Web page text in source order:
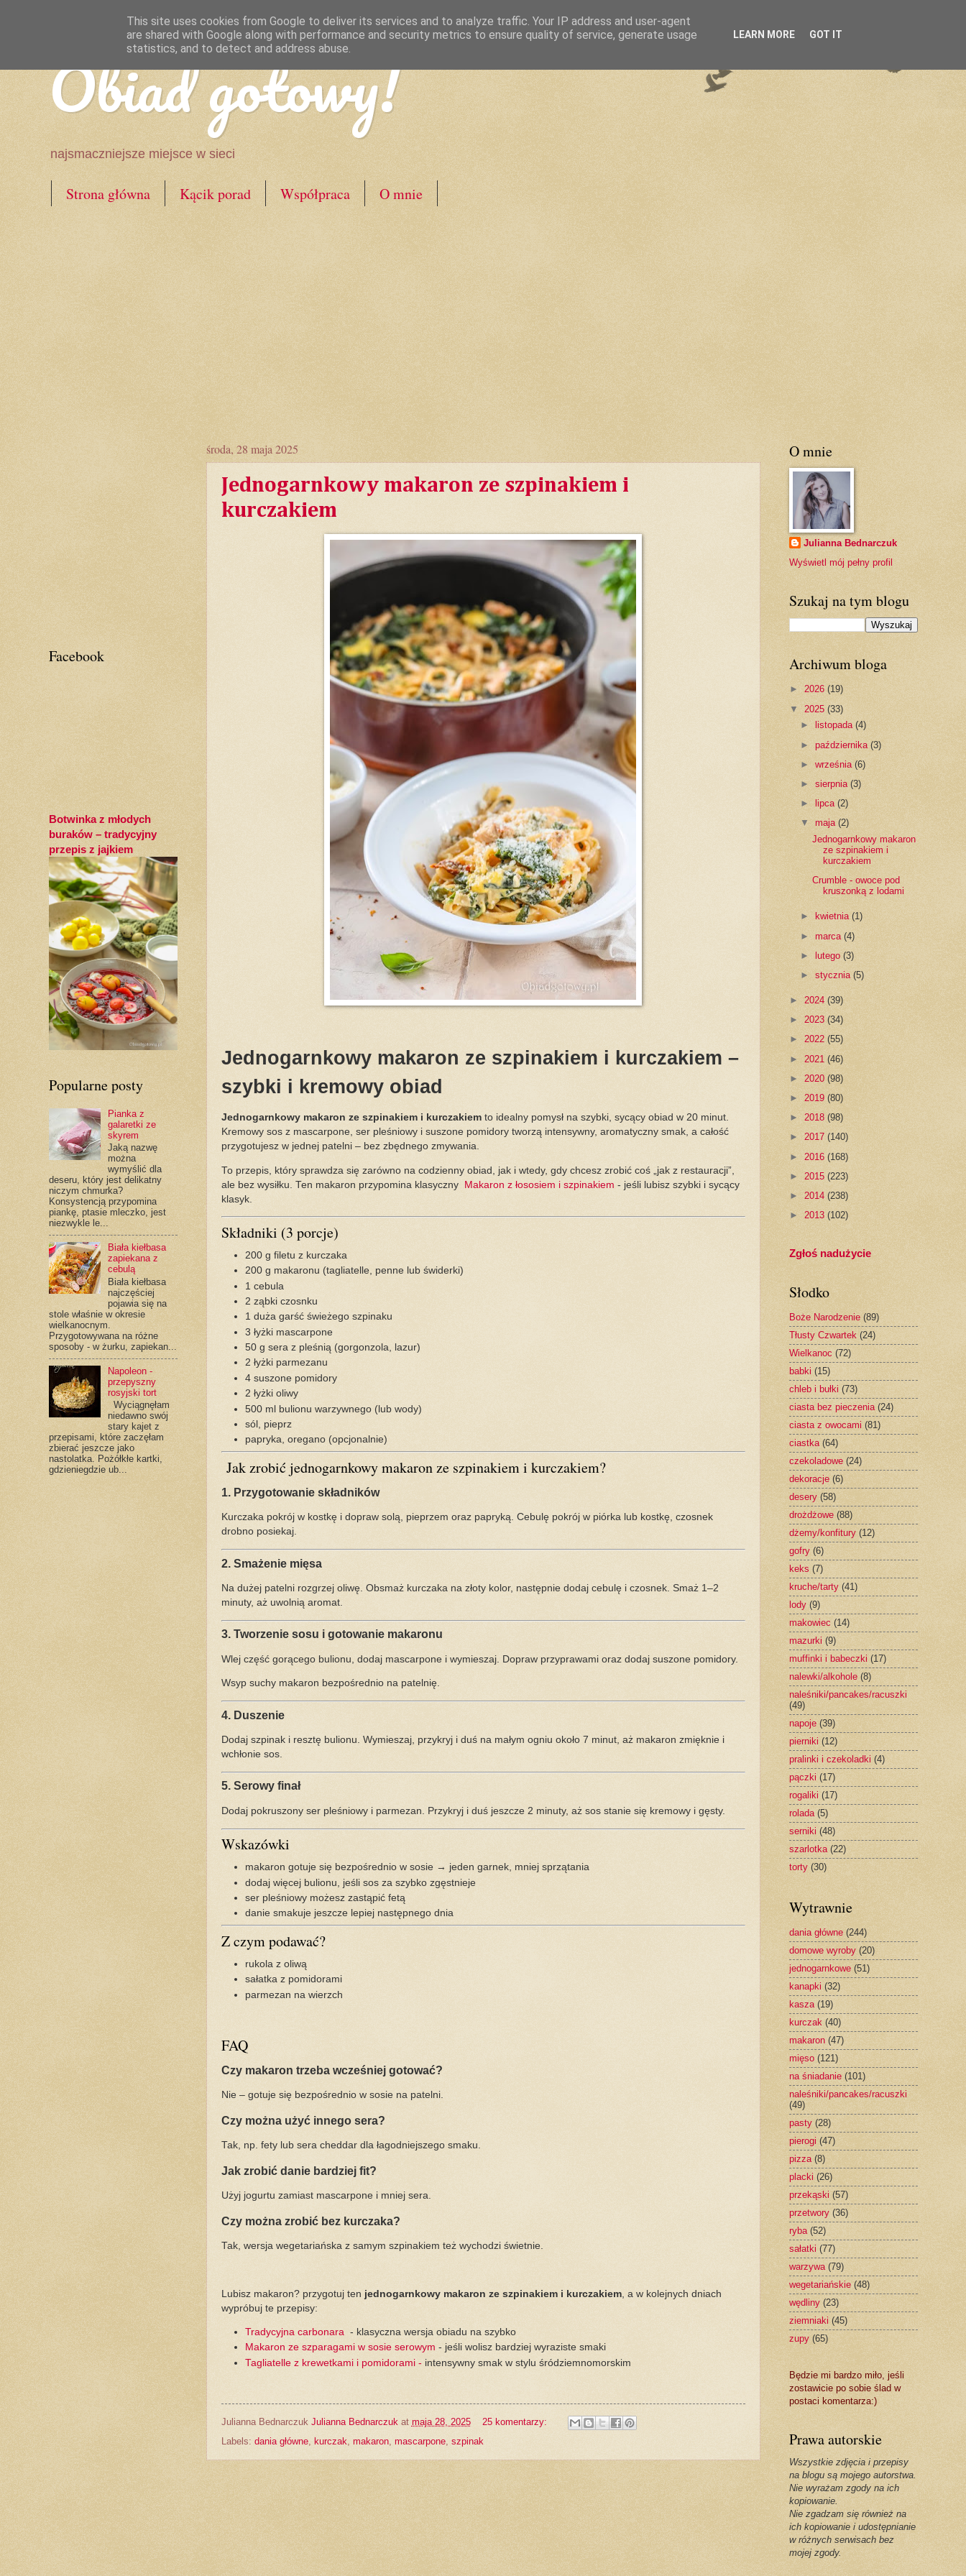
Obiad gotowy!
najsmaczniejsze miejsce w sieci
Strona główna Kącik porad Współpraca O mnie
środa, 28 maja 2025
Jednogarnkowy makaron ze szpinakiem i
kurczakiem
Jednogarnkowy makaron ze szpinakiem i kurczakiem –
szybki i kremowy obiad
Jednogarnkowy makaron ze szpinakiem i kurczakiemto idealny pomysł na szybki, sycący obiad w 20 minut.
Kremowy sos z mascarpone, ser pleśniowy i suszone pomidory tworzą intensywny, aromatyczny smak, a całość
przygotujesz w jednej patelni – bez zbędnego zmywania.
To przepis, który sprawdza się zarówno na codzienny obiad, jak i wtedy, gdy chcesz zrobić coś „jak z restauracji”,
ale bez wysiłku. Ten makaron przypomina klasyczny Makaron z łososiem i szpinakiem - jeśli lubisz szybki i sycący
klasyk.
Składniki (3 porcje)
200 g filetu z kurczaka
200 g makaronu (tagliatelle, penne lub świderki)
1 cebula
2 ząbki czosnku
1 duża garść świeżego szpinaku
3 łyżki mascarpone
50 g sera z pleśnią (gorgonzola, lazur)
2 łyżki parmezanu
4 suszone pomidory
2 łyżki oliwy
500 ml bulionu warzywnego (lub wody)
sól, pieprz
papryka, oregano (opcjonalnie)
Jak zrobić jednogarnkowy makaron ze szpinakiem i kurczakiem?
1. Przygotowanie składników
Kurczaka pokrój w kostkę i dopraw solą, pieprzem oraz papryką. Cebulę pokrój w piórka lub kostkę, czosnek
drobno posiekaj.
2. Smażenie mięsa
Na dużej patelni rozgrzej oliwę. Obsmaż kurczaka na złoty kolor, następnie dodaj cebulę i czosnek. Smaż 1–2
minuty, aż uwolnią aromat.
3. Tworzenie sosu i gotowanie makaronu
Wlej część gorącego bulionu, dodaj mascarpone i wymieszaj. Dopraw przyprawami oraz dodaj suszone pomidory.
Wsyp suchy makaron bezpośrednio na patelnię.
4. Duszenie
Dodaj szpinak i resztę bulionu. Wymieszaj, przykryj i duś na małym ogniu około 7 minut, aż makaron zmięknie i
wchłonie sos.
5. Serowy finał
Dodaj pokruszony ser pleśniowy i parmezan. Przykryj i duś jeszcze 2 minuty, aż sos stanie się kremowy i gęsty.
Wskazówki
makaron gotuje się bezpośrednio w sosie → jeden garnek, mniej sprzątania
dodaj więcej bulionu, jeśli sos za szybko zgęstnieje
ser pleśniowy możesz zastąpić fetą
danie smakuje jeszcze lepiej następnego dnia
Z czym podawać?
rukola z oliwą
sałatka z pomidorami
parmezan na wierzch
FAQ
Czy makaron trzeba wcześniej gotować?
Nie – gotuje się bezpośrednio w sosie na patelni.
Czy można użyć innego sera?
Tak, np. fety lub sera cheddar dla łagodniejszego smaku.
Jak zrobić danie bardziej fit?
Użyj jogurtu zamiast mascarpone i mniej sera.
Czy można zrobić bez kurczaka?
Tak, wersja wegetariańska z samym szpinakiem też wychodzi świetnie.
Lubisz makaron? przygotuj ten jednogarnkowy makaron ze szpinakiem i kurczakiem, a w kolejnych dniach
wypróbuj te przepisy:
Tradycyjna carbonara - klasyczna wersja obiadu na szybko
Makaron ze szparagami w sosie serowym - jeśli wolisz bardziej wyraziste smaki
Tagliatelle z krewetkami i pomidorami - intensywny smak w stylu śródziemnomorskim
Julianna Bednarczuk Julianna Bednarczuk at maja 28, 2025
25 komentarzy:
Labels: dania główne, kurczak, makaron, mascarpone, szpinak
Facebook
Botwinka z młodych
buraków – tradycyjny
przepis z jajkiem
Popularne posty
Pianka z
galaretki ze
skyrem
Jaką nazwę
można
wymyślić dla
deseru, który jest delikatny
niczym chmurka?
Konsystencją przypomina
piankę, ptasie mleczko, jest
niezwykle le...
Biała kiełbasa
zapiekana z
cebulą
Biała kiełbasa
najczęściej
pojawia się na
stole właśnie w okresie
wielkanocnym.
Przygotowywana na różne
sposoby - w żurku, zapiekan...
Napoleon -
przepyszny
rosyjski tort
Wyciągnęłam
niedawno swój
stary kajet z
przepisami, które zaczęłam
zbierać jeszcze jako
nastolatka. Pożółkłe kartki,
gdzieniegdzie ub...
O mnie
Julianna Bednarczuk
Wyświetl mój pełny profil
Szukaj na tym blogu
Archiwum bloga
► 2026 (19)
▼ 2025 (33)
►
listopada (4)
► października (3)
► września (6)
► sierpnia (3)
►
lipca (2)
▼ maja (2)
Jednogarnkowy makaron
ze szpinakiem i
kurczakiem
Crumble - owoce pod
kruszonką z lodami
► kwietnia (1)
► marca (4)
► lutego (3)
► stycznia (5)
► 2024 (39)
► 2023 (34)
► 2022 (55)
► 2021 (46)
► 2020 (98)
► 2019 (80)
► 2018 (98)
► 2017 (140)
► 2016 (168)
► 2015 (223)
► 2014 (238)
► 2013 (102)
Zgłoś nadużycie
Słodko
Boże Narodzenie (89)
Tłusty Czwartek (24)
Wielkanoc (72)
babki (15)
chleb i bułki (73)
ciasta bez pieczenia (24)
ciasta z owocami (81)
ciastka (64)
czekoladowe (24)
dekoracje (6)
desery (58)
drożdżowe (88)
dżemy/konfitury (12)
gofry (6)
keks (7)
kruche/tarty (41)
lody (9)
makowiec (14)
mazurki (9)
muffinki i babeczki (17)
nalewki/alkohole (8)
naleśniki/pancakes/racuszki
(49)
napoje (39)
pierniki (12)
pralinki i czekoladki (4)
pączki (17)
rogaliki (17)
rolada (5)
serniki (48)
szarlotka (22)
torty (30)
Wytrawnie
dania główne (244)
domowe wyroby (20)
jednogarnkowe (51)
kanapki (32)
kasza (19)
kurczak (40)
makaron (47)
mięso (121)
na śniadanie (101)
naleśniki/pancakes/racuszki
(49)
pasty (28)
pierogi (47)
pizza (8)
placki (26)
przekąski (57)
przetwory (36)
ryba (52)
sałatki (77)
warzywa (79)
wegetariańskie (48)
wędliny (23)
ziemniaki (45)
zupy (65)
Będzie mi bardzo miło, jeśli
zostawicie po sobie ślad w
postaci komentarza:)
Prawa autorskie
Wszystkie zdjęcia i przepisy
na blogu są mojego autorstwa.
Nie wyrażam zgody na ich
kopiowanie.
Nie zgadzam się również na
ich kopiowanie i udostępnianie
w różnych serwisach bez
mojej zgody.
This site uses cookies from Google to deliver its services and to analyze traffic. Your IP address and user-agent
are shared with Google along with performance and security metrics to ensure quality of service, generate usage
statistics, and to detect and address abuse.
LEARN MORE GOT IT